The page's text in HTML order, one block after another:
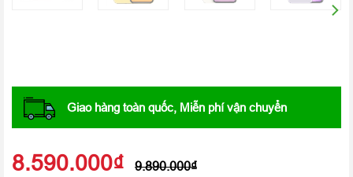
Giao hàng toàn quốc, Miễn phí vận chuyển
8.590.000₫ 9.890.000₫